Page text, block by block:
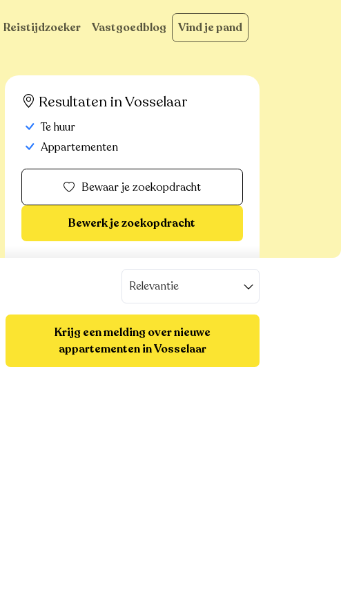
Reistijdzoeker Vastgoedblog Vind je pand
Resultaten in Vosselaar
Te huur
Appartementen
Bewaar je zoekopdracht
Bewerk je zoekopdracht
Relevantie
Krijg een melding over nieuwe
appartementen in Vosselaar